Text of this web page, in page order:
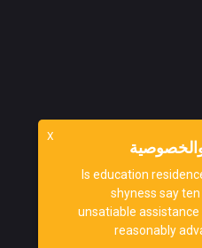
X
Is education
shyness say
unsatiable
reasonably